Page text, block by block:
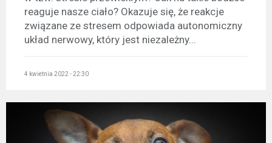
reaguje nasze ciało? Okazuje się, że reakcje
związane ze stresem odpowiada autonomiczny
układ nerwowy, który jest niezależny...
4 kwietnia 2022 - 22:30